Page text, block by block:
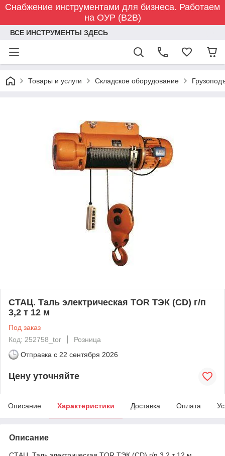
Снабжение инструментами для бизнеса. Работаем
на ОУР (B2B)
ВСЕ ИНСТРУМЕНТЫ ЗДЕСЬ
Товары и услуги Складское оборудование
СТАЦ. Таль электрическая TOR ТЭК (CD) г/п
3,2 т 12 м
Под заказ
Код: 252758_tor
Розница
Отправка с 22 сентября 2026
Цену уточняйте
Описание Характеристики Доставка Оплата
Описание